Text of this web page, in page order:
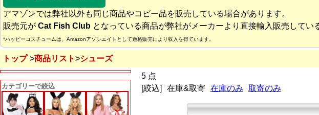
アマゾンでは弊社以外も同じ商品やコピー品を販売している場合があります。
販売元が Cat Fish Club となっている商品が弊社がメーカーより直接輸入販売してい
*ハッピーコスチュームは、Amazonアソシエイトとして適格販売により収入を得ています。
トップ 商品リスト シューズ
カテゴリーで絞込
5 点
[絞込]
在庫&取寄 在庫のみ 取寄のみ